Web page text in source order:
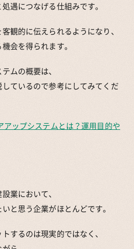
遇につなげる仕組みです。
観的に伝えられるようになり、
会を得られます。
ムの概要は、
ているので参考にしてみてくだ
アップシステムとは？運用目的や
業において、
と思う企業がほとんどです。
するのは現実的ではなく、